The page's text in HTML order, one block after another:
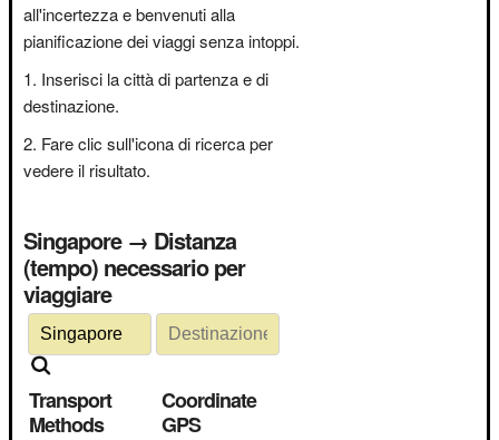
all'incertezza e benvenuti alla
pianificazione dei viaggi senza intoppi.
Inserisci la città di partenza e di
destinazione.
Fare clic sull'icona di ricerca per
vedere il risultato.
Singapore → Distanza
(tempo) necessario per
viaggiare
Transport
Methods
Coordinate
GPS